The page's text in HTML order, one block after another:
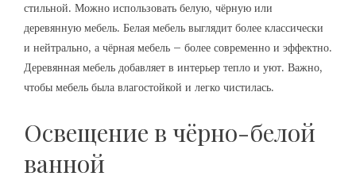
стильной. Можно использовать белую, чёрную или
деревянную мебель. Белая мебель выглядит более классически
и нейтрально, а чёрная мебель – более современно и эффектно.
Деревянная мебель добавляет в интерьер тепло и уют. Важно,
чтобы мебель была влагостойкой и легко чистилась.
Освещение в чёрно-белой
ванной